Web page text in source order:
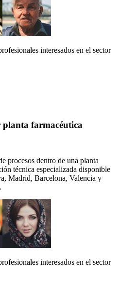
interesados en el sector
farmacéutica
procesos dentro de una planta
técnica especializada disponible
Madrid, Barcelona, Valencia y
interesados en el sector